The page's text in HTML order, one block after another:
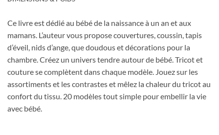
Ce livre est dédié au bébé de la naissance à un an et aux
mamans. L’auteur vous propose couvertures, coussin, tapis
d’éveil, nids d’ange, que doudous et décorations pour la
chambre. Créez un univers tendre autour de bébé. Tricot et
couture se complètent dans chaque modèle. Jouez sur les
assortiments et les contrastes et mêlez la chaleur du tricot au
confort du tissu. 20 modèles tout simple pour embellir la vie
avec bébé.